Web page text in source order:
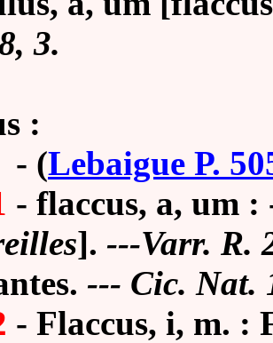
3.
:
(Lebaigue P.
- flaccus, a, um :
]. ---Varr. R.
--- Cic. Nat.
- Flaccus, i, m. :